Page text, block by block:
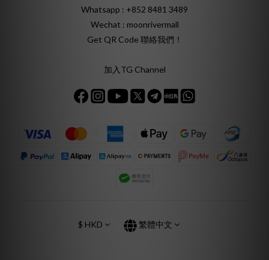
Whatsapp : +852 8481 3489
Wechat : moonrivermall
Get QR Code 聯絡我們！
加入TG Channel
$ HKD 繁體中文